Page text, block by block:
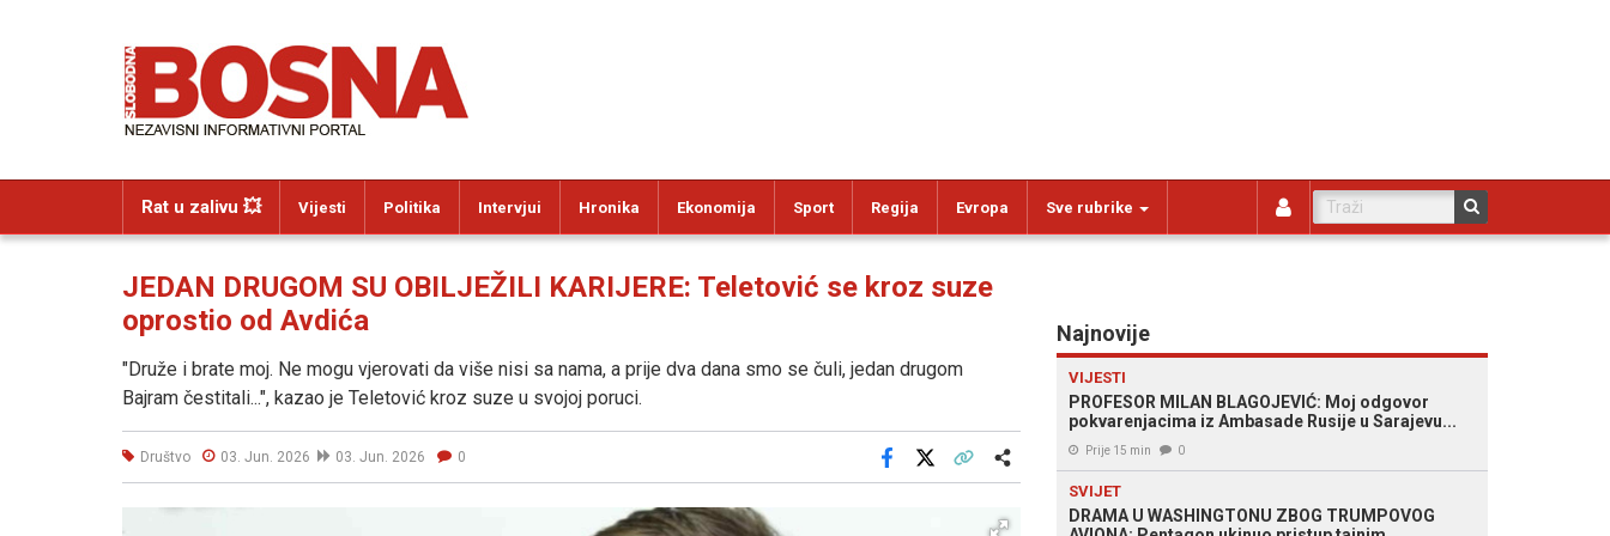
Rat u zalivu 💥 Vijesti Politika Intervjui Hronika Ekonomija Sport Regija Evropa Sve rubrike
JEDAN DRUGOM SU OBILJEŽILI KARIJERE: Teletović se kroz suze
oprostio od Avdića
"Druže i brate moj. Ne mogu vjerovati da više nisi sa nama, a prije dva dana smo se čuli, jedan drugom
Bajram čestitali...", kazao je Teletović kroz suze u svojoj poruci.
Društvo 03. Jun. 2026 03. Jun. 2026 0
Facebook
Najnovije
VIJESTI
PROFESOR MILAN BLAGOJEVIĆ: Moj odgovor
pokvarenjacima iz Ambasade Rusije u Sarajevu...
Prije 15 min 0
SVIJET
DRAMA U WASHINGTONU ZBOG TRUMPOVOG